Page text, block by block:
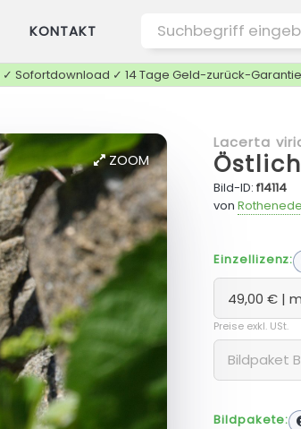
KONTAKT
Sofortdownload ✓ 14 Tage Geld-zurück-
ZOOM
Lacerta
Bild-ID:f14114
von
Einzellizenz:
Preise exkl. USt.
Bildpakete: